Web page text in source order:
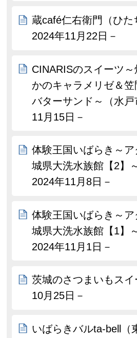
蔵café仁右衛門（ひた
2024年11月22日－
CINARISのスイーツ
かのキャラメリゼ＆笠
バターサンド～（水
11月15日－
体験王国いばらき～
城県大洗水族館【2】
2024年11月8日－
体験王国いばらき～
城県大洗水族館【1】
2024年11月1日－
茨城のさつまいもス
10月25日－
いばらきバルta-bell（